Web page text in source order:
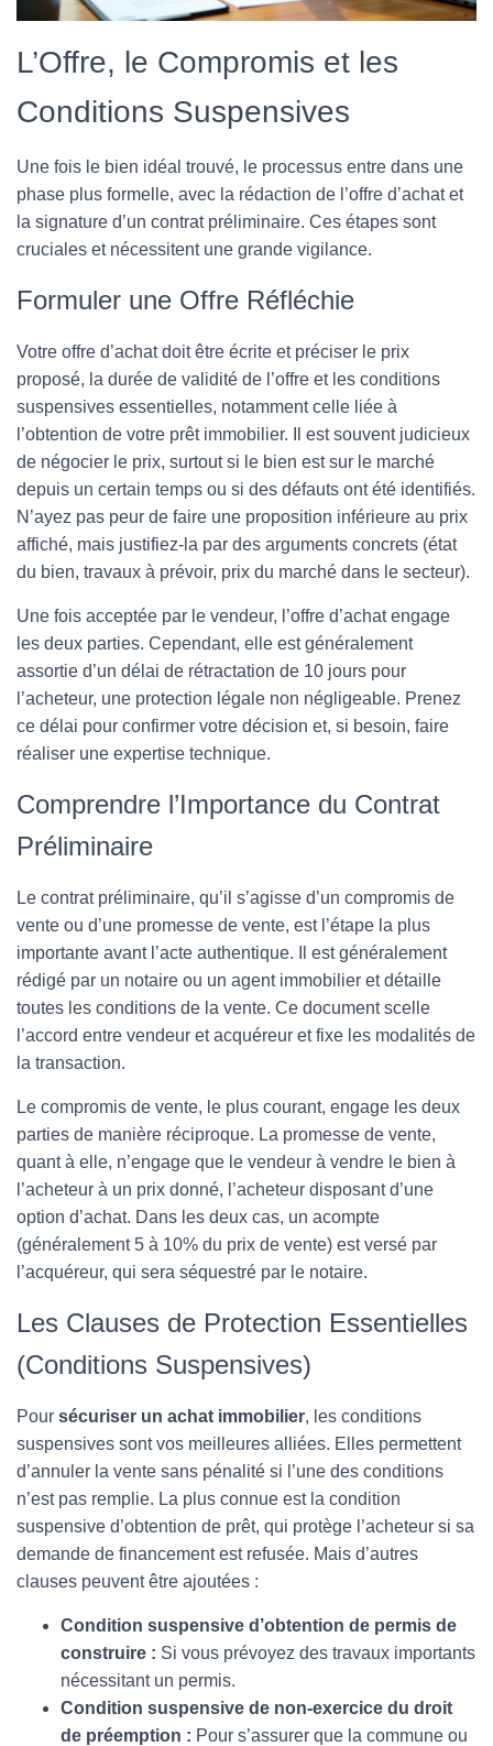
L’Offre, le Compromis et les
Conditions Suspensives
Une fois le bien idéal trouvé, le processus entre dans une
phase plus formelle, avec la rédaction de l’offre d’achat et
la signature d’un contrat préliminaire. Ces étapes sont
cruciales et nécessitent une grande vigilance.
Formuler une Offre Réfléchie
Votre offre d’achat doit être écrite et préciser le prix
proposé, la durée de validité de l’offre et les conditions
suspensives essentielles, notamment celle liée à
l’obtention de votre prêt immobilier. Il est souvent judicieux
de négocier le prix, surtout si le bien est sur le marché
depuis un certain temps ou si des défauts ont été identifiés.
N’ayez pas peur de faire une proposition inférieure au prix
affiché, mais justifiez-la par des arguments concrets (état
du bien, travaux à prévoir, prix du marché dans le secteur).
Une fois acceptée par le vendeur, l’offre d’achat engage
les deux parties. Cependant, elle est généralement
assortie d’un délai de rétractation de 10 jours pour
l’acheteur, une protection légale non négligeable. Prenez
ce délai pour confirmer votre décision et, si besoin, faire
réaliser une expertise technique.
Comprendre l’Importance du Contrat
Préliminaire
Le contrat préliminaire, qu’il s’agisse d’un compromis de
vente ou d’une promesse de vente, est l’étape la plus
importante avant l’acte authentique. Il est généralement
rédigé par un notaire ou un agent immobilier et détaille
toutes les conditions de la vente. Ce document scelle
l’accord entre vendeur et acquéreur et fixe les modalités de
la transaction.
Le compromis de vente, le plus courant, engage les deux
parties de manière réciproque. La promesse de vente,
quant à elle, n’engage que le vendeur à vendre le bien à
l’acheteur à un prix donné, l’acheteur disposant d’une
option d’achat. Dans les deux cas, un acompte
(généralement 5 à 10% du prix de vente) est versé par
l’acquéreur, qui sera séquestré par le notaire.
Les Clauses de Protection Essentielles
(Conditions Suspensives)
Pour sécuriser un achat immobilier, les conditions
suspensives sont vos meilleures alliées. Elles permettent
d’annuler la vente sans pénalité si l’une des conditions
n’est pas remplie. La plus connue est la condition
suspensive d’obtention de prêt, qui protège l’acheteur si sa
demande de financement est refusée. Mais d’autres
clauses peuvent être ajoutées :
Condition suspensive d’obtention de permis de
construire : Si vous prévoyez des travaux importants
nécessitant un permis.
Condition suspensive de non-exercice du droit
de préemption : Pour s’assurer que la commune ou